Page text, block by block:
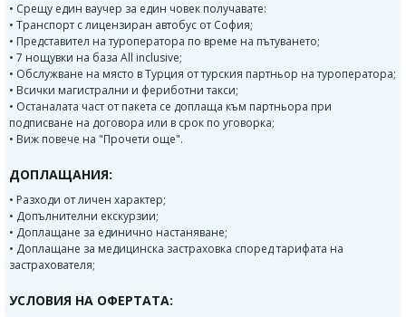
• Срещу един ваучер за един човек получавате:
• Транспорт с лицензиран автобус от София;
• Представител на туроператора по време на пътуването;
• 7 нощувки на база All inclusive;
• Обслужване на място в Турция от турския партньор на туроператора;
• Всички магистрални и фериботни такси;
• Останалата част от пакета се доплаща към партньора при
подписване на договора или в срок по уговорка;
• Виж повече на "Прочети още".
ДОПЛАЩАНИЯ:
• Разходи от личен характер;
• Допълнителни екскурзии;
• Доплащане за единично настаняване;
• Доплащане за медицинска застраховка според тарифата на
застрахователя;
УСЛОВИЯ НА ОФЕРТАТА: